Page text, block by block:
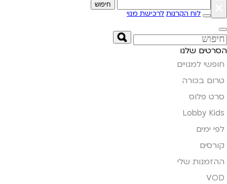
חיפוש
לוח הקרנות לרכישת מנוי
הסרטים שלנו
חופשי למנויים
טרום בכורה
סרט פלוס
Lobby Kids
לפי ימים
קורסים
ההזמנות שלי
VOD